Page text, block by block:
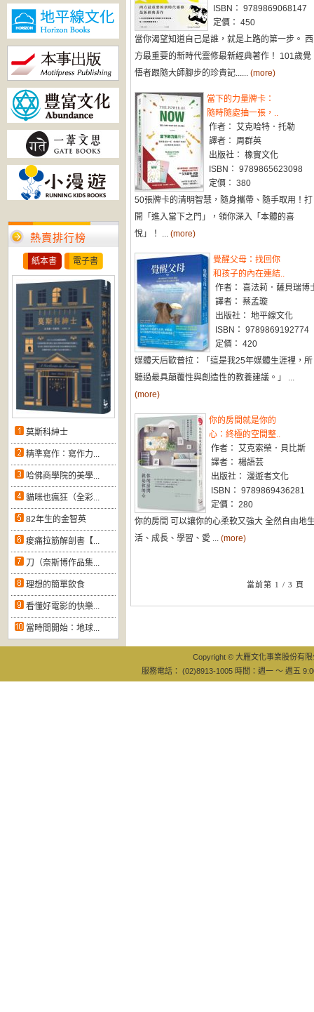
熱賣排行榜
紙本書 電子書
莫斯科紳士
精準寫作：寫作力...
哈佛商學院的美學...
貓咪也瘋狂（全彩...
82年生的金智英
痠痛拉筋解剖書【...
刀（奈斯博作品集...
理想的簡單飲食
看懂好電影的快樂...
當時間開始：地球...
ISBN： 9789869068147
定價： 450
當你渴望知道自己是誰，就是上路的第一步。 西
方最重要的新時代靈修最新經典著作！ 101歲覺
悟者跟隨大師腳步的珍貴記...... (more)
當下的力量牌卡：
隨時隨處抽一張，..
作者： 艾克哈特．托勒
譯者： 周群英
出版社： 橡實文化
ISBN： 9789865623098
定價： 380
50張牌卡的清明智慧，隨身攜帶、隨手取用！打
開「進入當下之門」，領你深入「本體的喜
悅」！ ... (more)
覺醒父母：找回你
和孩子的內在連結..
作者： 喜法莉．薩貝瑞博
譯者： 蔡孟璇
出版社： 地平線文化
ISBN： 9789869192774
定價： 420
媒體天后歐普拉：「這是我25年媒體生涯裡，所
聽過最具顛覆性與創造性的教養建議。」 ...
(more)
你的房間就是你的
心：終極的空間整..
作者： 艾克索榮．貝比斯
譯者： 楊語芸
出版社： 漫遊者文化
ISBN： 9789869436281
定價： 280
你的房間 可以讓你的心柔軟又強大 全然自由地
活、成長、學習、愛 ... (more)
當前第 1 / 3 頁
Copyright © 大雁文化事業股份有
服務電話： (02)8913-1005 時間：週一 ～ 週五